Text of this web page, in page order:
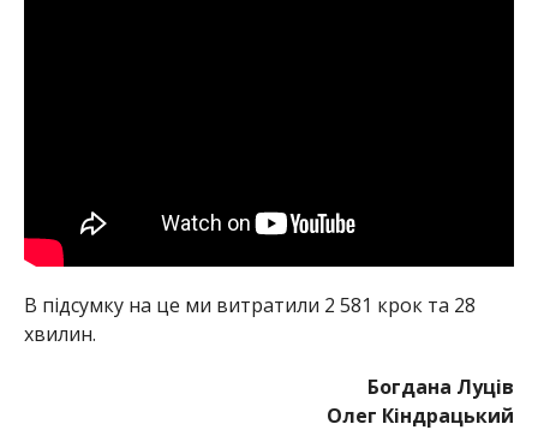
В підсумку на це ми витратили 2 581 крок та 28
хвилин.
Богдана Луців
Олег Кіндрацький